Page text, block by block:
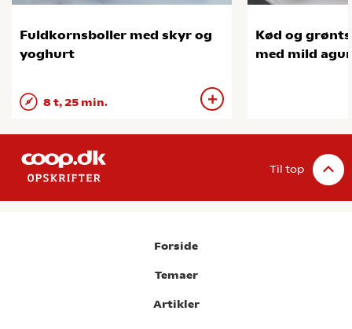
Fuldkornsboller med skyr og
yoghurt
8 t, 25 min.
Kød og
med mild
Til top
Forside
Temaer
Artikler